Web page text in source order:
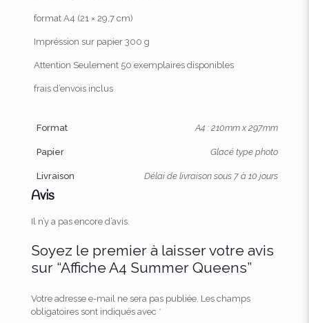
format A4 (21 × 29,7 cm)
Impréssion sur papier 300 g
Attention Seulement 50 exemplaires disponibles
frais d’envois inclus
Format A4 : 210mm x 297mm
Papier Glacé type photo
Livraison Délai de livraison sous 7 à 10 jours
Avis
Il n’y a pas encore d’avis.
Soyez le premier à laisser votre avis
sur “Affiche A4 Summer Queens”
Votre adresse e-mail ne sera pas publiée. Les champs
obligatoires sont indiqués avec *